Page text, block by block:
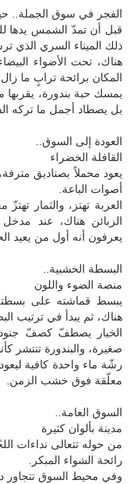
الفجر في سوق الجملة..
قبل أن تمدّ الشمس يدها
ذلك الميناء السري الذي
هناك، تحت الأضواء
المكان برائحة ترابٍ ما زال
يمسك حبة بندورة، يقربها
بل يصطاد أجمل ما تركه
العودة إلى السوق..
القافلة الخضراء
يعود محملاً بصناديق
أصوات الباعة.
العربة تهتز، والثمار
الزبائن هناك، عند
يعرفون أنه أول من يعيد
البسطة الخشبية..
منصة الضوء واللون
يبسط قماشته على بسطته
هناك، ثم يبدأ في ترتيب
الخيار يصطفّ كصفّ جنود،
صغيرة، والبندورة تنتشر
رشّة ماء واحدة كافية
معلّقة فوق خشب الزمن.
السوق العامة..
مدينة بألوان كثيرة
من حوله تتعالى نداءات
رائحة الشواء المبكر.
وفي محيط السوق تتجاور